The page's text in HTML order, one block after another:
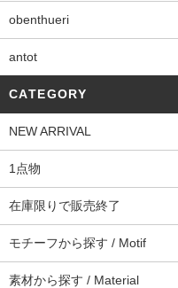
obenthueri
antot
CATEGORY
NEW ARRIVAL
1点物
在庫限りで販売終了
モチーフから探す / Motif
素材から探す / Material